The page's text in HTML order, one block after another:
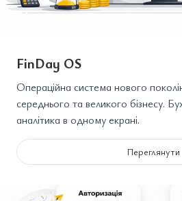
FinDay OS
Операційна система нового
середнього та великого бізнесу.
аналітика в одному екрані.
Переглянути